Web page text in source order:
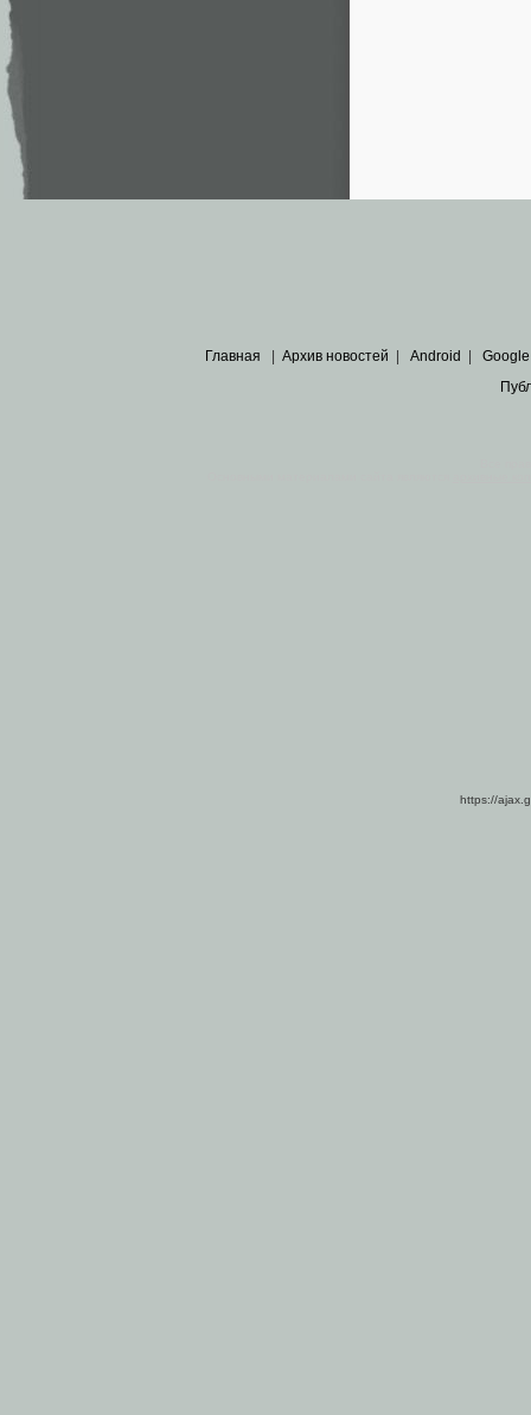
Главная Архив новостей Android Google
https://